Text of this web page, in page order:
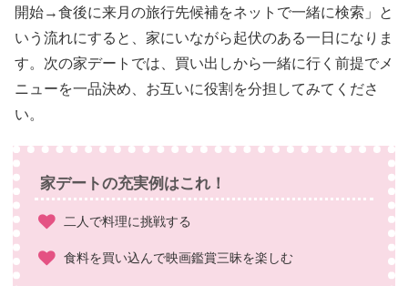
開始→食後に来月の旅行先候補をネットで一緒に検索」と
いう流れにすると、家にいながら起伏のある一日になりま
す。次の家デートでは、買い出しから一緒に行く前提でメ
ニューを一品決め、お互いに役割を分担してみてくださ
い。
家デートの充実例はこれ！
二人で料理に挑戦する
食料を買い込んで映画鑑賞三昧を楽しむ